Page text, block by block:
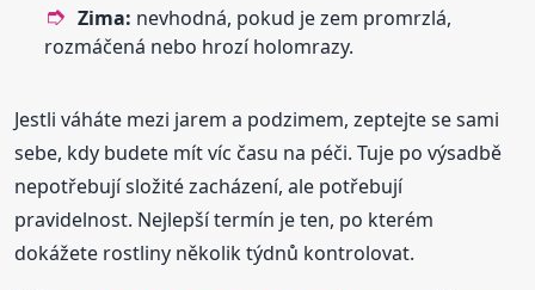
Zima: nevhodná, pokud je zem promrzlá,
rozmáčená nebo hrozí holomrazy.
Jestli váháte mezi jarem a podzimem, zeptejte se sami
sebe, kdy budete mít víc času na péči. Tuje po výsadbě
nepotřebují složité zacházení, ale potřebují
pravidelnost. Nejlepší termín je ten, po kterém
dokážete rostliny několik týdnů kontrolovat.